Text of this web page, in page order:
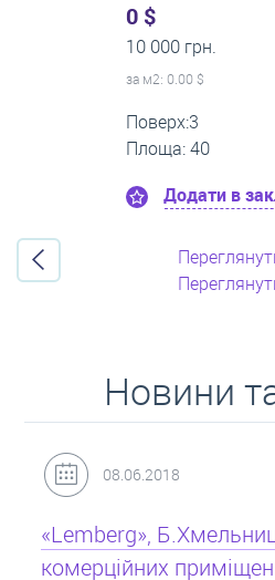
0 $
16 000 грн.
за м2: 0.00 $
Поверх:11
Площа: 55
Додати в
Новини
31.05.2018
Кредит під заставу
Іпотека на квартиру –